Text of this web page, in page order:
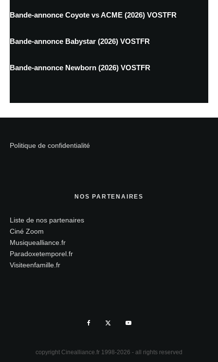
Bande-annonce Coyote vs ACME (2026) VOSTFR
Bande-annonce Babystar (2026) VOSTFR
Bande-annonce Newborn (2026) VOSTFR
Politique de confidentialité
NOS PARTENAIRES
Liste de nos partenaires
Ciné Zoom
Musiquealliance.fr
Paradoxetemporel.fr
Visiteenfamille.fr
copyright Cinealliance.fr 1998-2026 - all rights reserved